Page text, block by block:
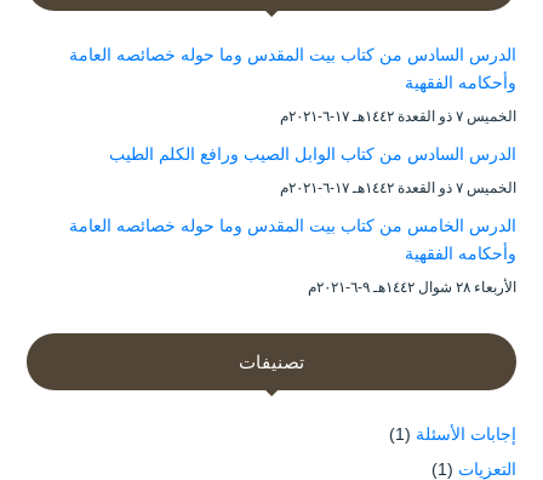
الدرس السادس من كتاب بيت المقدس وما حوله خصائصه العامة
وأحكامه الفقهية
الخميس ۷ ذو القعدة ۱٤٤۲هـ ۱۷-٦-۲۰۲۱م
الدرس السادس من كتاب الوابل الصيب ورافع الكلم الطيب
الخميس ۷ ذو القعدة ۱٤٤۲هـ ۱۷-٦-۲۰۲۱م
الدرس الخامس من كتاب بيت المقدس وما حوله خصائصه العامة
وأحكامه الفقهية
الأربعاء ۲۸ شوال ۱٤٤۲هـ ۹-٦-۲۰۲۱م
تصنيفات
إجابات الأسئلة (1)
التعزيات (1)